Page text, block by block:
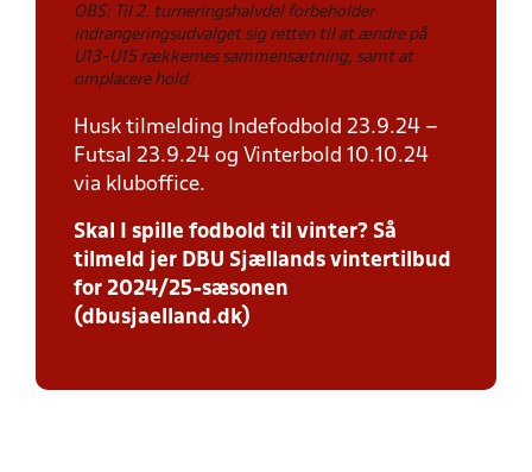
OBS: Til 2. turneringshalvdel forbeholder
indrangeringsudvalget sig retten til at ændre på
U13-U15 rækkernes sammensætning, samt at
omplacere hold.
Husk tilmelding Indefodbold 23.9.24 –
Futsal 23.9.24 og Vinterbold 10.10.24
via kluboffice.
Skal I spille fodbold til vinter? Så
tilmeld jer DBU Sjællands vintertilbud
for 2024/25-sæsonen
(dbusjaelland.dk)